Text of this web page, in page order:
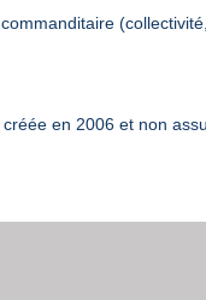
en 2006 et non